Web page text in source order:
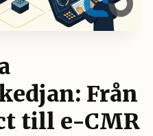
Från
till e-CMR